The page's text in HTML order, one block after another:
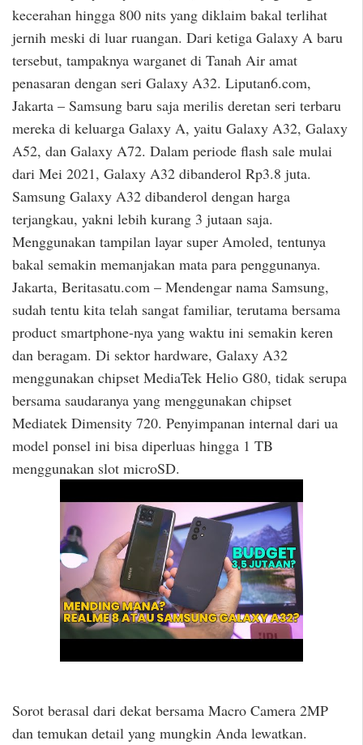
kecerahan hingga 800 nits yang diklaim bakal terlihat
jernih meski di luar ruangan. Dari ketiga Galaxy A baru
tersebut, tampaknya warganet di Tanah Air amat
penasaran dengan seri Galaxy A32. Liputan6.com,
Jakarta – Samsung baru saja merilis deretan seri terbaru
mereka di keluarga Galaxy A, yaitu Galaxy A32, Galaxy
A52, dan Galaxy A72. Dalam periode flash sale mulai
dari Mei 2021, Galaxy A32 dibanderol Rp3.8 juta.
Samsung Galaxy A32 dibanderol dengan harga
terjangkau, yakni lebih kurang 3 jutaan saja.
Menggunakan tampilan layar super Amoled, tentunya
bakal semakin memanjakan mata para penggunanya.
Jakarta, Beritasatu.com – Mendengar nama Samsung,
sudah tentu kita telah sangat familiar, terutama bersama
product smartphone-nya yang waktu ini semakin keren
dan beragam. Di sektor hardware, Galaxy A32
menggunakan chipset MediaTek Helio G80, tidak serupa
bersama saudaranya yang menggunakan chipset
Mediatek Dimensity 720. Penyimpanan internal dari ua
model ponsel ini bisa diperluas hingga 1 TB
menggunakan slot microSD.
Sorot berasal dari dekat bersama Macro Camera 2MP
dan temukan detail yang mungkin Anda lewatkan.